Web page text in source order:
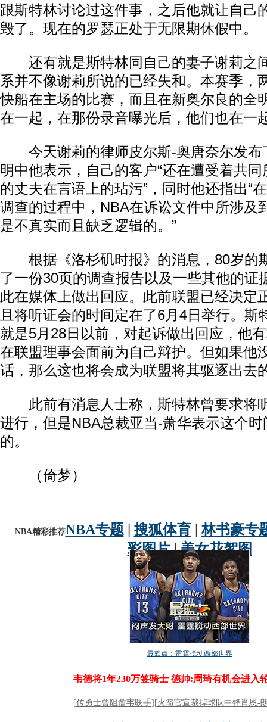
跟斯特林讨论过这件事，之后他就让自己
毁了。现在的罗瑟正处于无限期休假中。
还有就是斯特林同自己的妻子谢莉之
系并不像谢莉所说的已经失和。本赛季，
快船在主场的比赛，而且在新奥尔良的全
在一起，在那份录音曝光后，他们也在一
今天谢莉的律师皮尔斯-奥唐奈尔发布
明中他表示，自己的客户“还在遭受着共
的丈夫在言语上的玷污”，同时他还指出“
调查的过程中，NBA在诉讼文件中所涉及
是不真实而且缺乏逻辑的。”
根据《洛杉矶时报》的消息，80岁的
了一份30页的调查报告以及一些其他的证
此在媒体上做出回应。此前联盟已经决定
且将听证会的时间定在了6月4日举行。斯
就是5月28日以前，对起诉做出回应，他
在联盟理事会面前为自己辩护。但如果他
话，那么这也将会成为联盟将其驱逐出去
此前有消息人士称，斯特林曾要求将
进行，但是NBA总裁亚当-萧华表示这个
的。
（倚梦）